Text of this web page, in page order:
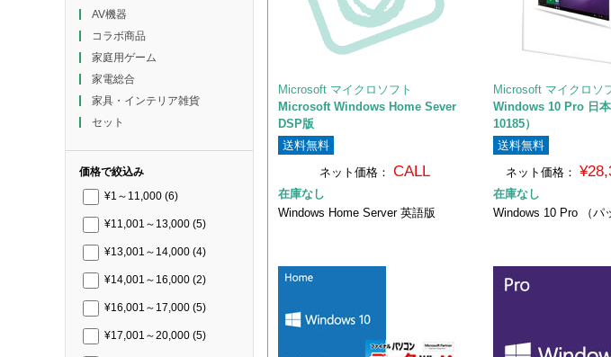
AV機器
コラボ商品
家庭用ゲーム
家電総合
家具・インテリア雑貨
セット
価格で絞込み
¥1～11,000 (6)
¥11,001～13,000 (5)
¥13,001～14,000 (4)
¥14,001～16,000 (2)
¥16,001～17,000 (5)
¥17,001～20,000 (5)
Microsoft マイクロソフト
Microsoft Windows Home Sever
DSP版
送料無料
ネット価格：
CALL
在庫なし
Windows Home Server 英語版
Microsoft マイクロソ
Windows 10 Pro 日
10185）
送料無料
ネット価格：
在庫なし
Windows 10 Pro （パ